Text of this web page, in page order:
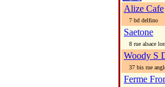
Alize Cafe
7 bd delfino
Saetone
8 rue alsace
Woody S
37 bis rue
Ferme